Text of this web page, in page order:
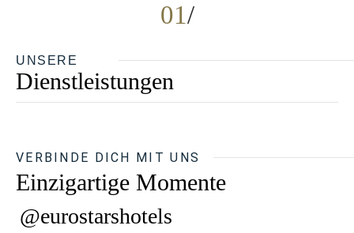
01
UNSERE
Dienstleistungen
VERBINDE DICH MIT UNS
Einzigartige Momente
@eurostarshotels